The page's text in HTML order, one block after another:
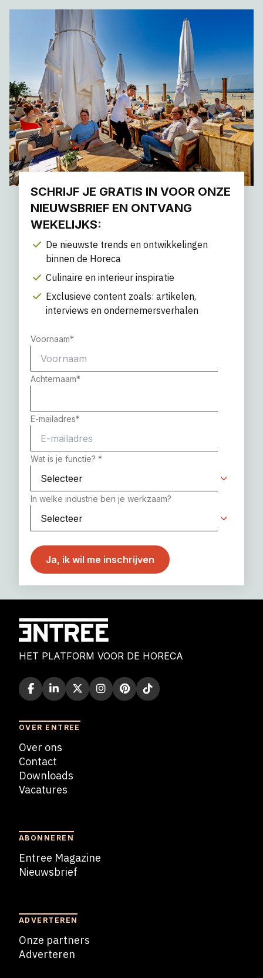
SCHRIJF JE GRATIS IN VOOR ONZE
NIEUWSBRIEF EN ONTVANG
WEKELIJKS:
De nieuwste trends en ontwikkelingen
binnen de Horeca
Culinaire en interieur inspiratie
Exclusieve content zoals: artikelen,
interviews en ondernemersverhalen
Voornaam*
Achternaam*
E-mailadres*
Wat is je functie? *
In welke industrie ben je werkzaam?
HET PLATFORM VOOR DE HORECA
OVER ENTREE
Over ons
Contact
Downloads
Vacatures
ABONNEREN
Entree Magazine
Nieuwsbrief
ADVERTEREN
Onze partners
Adverteren